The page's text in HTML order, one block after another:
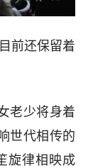
前还保留着
老少将身着
世代相传的
旋律相映成